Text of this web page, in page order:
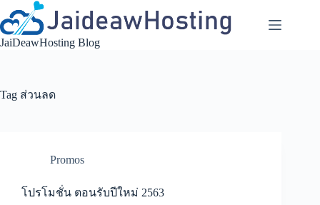
to
content
JaiDeawHosting Blog
Tag ส่วนลด
Promos
โปรโมชั่น ตอนรับปีใหม่ 2563